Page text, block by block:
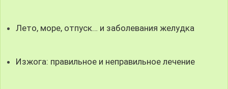
Лето, море, отпуск… и заболевания желудка
Изжога: правильное и неправильное лечение